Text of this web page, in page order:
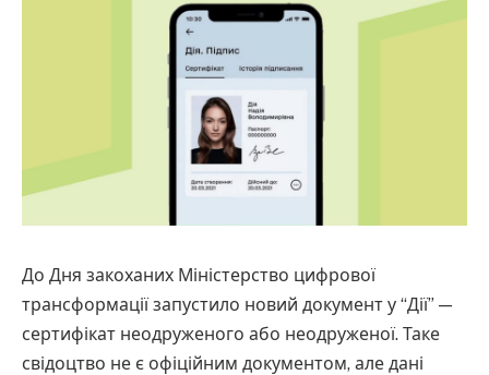
До Дня закоханих Міністерство цифрової
трансформації запустило новий документ у “Дії” —
сертифікат неодруженого або неодруженої. Таке
свідоцтво не є офіційним документом, але дані